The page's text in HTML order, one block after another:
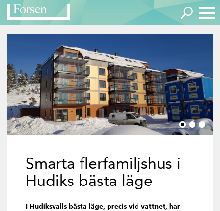
Smarta flerfamiljshus i
Hudiks bästa läge
I Hudiksvalls bästa läge, precis vid vattnet, har